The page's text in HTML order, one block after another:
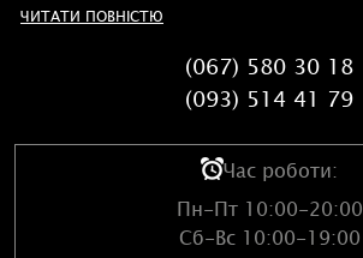
зварите те саме зілля Мудрості. :)
ЧИТАТИ ПОВНІСТЮ
(067) 580 30 18
(093) 514 41 79
Час роботи:
Пн-Пт 10:00-20:00
Сб-Вс 10:00-19:00